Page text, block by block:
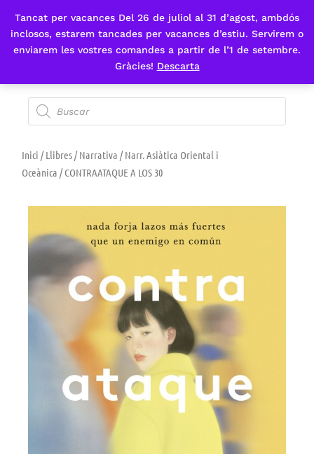
Tancat per vacances Del 26 de juliol al 31 d’agost, ambdós
inclosos, estarem tancades per vacances d’estiu. Servirem o
enviarem les vostres comandes a partir de l’1 de setembre.
Gràcies! Descarta
Fes-te'n sòcia
Inici /Llibres/Narrativa /Narr. Asiàtica Oriental i
Oceànica / CONTRAATAQUE A LOS 30